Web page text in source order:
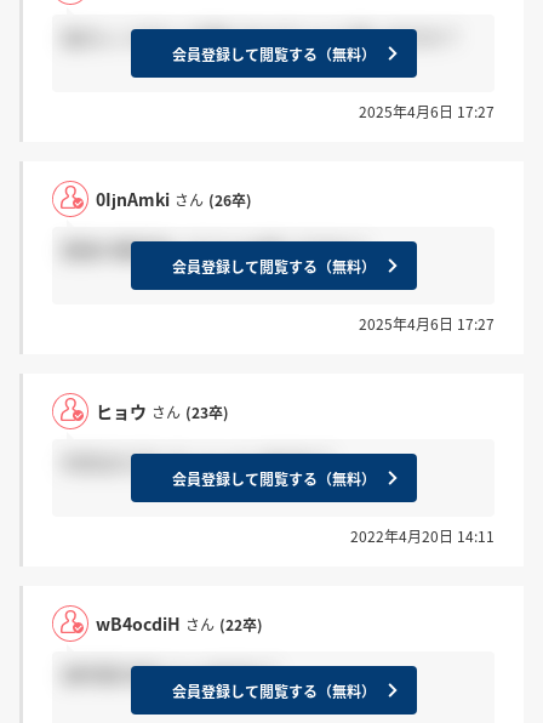
他のレンタカー企業と比べていいと思いますか？
会員登録して閲覧する（無料）
2025年4月6日 17:27
0IjnAmki さん (26卒)
面接の難易度ってどんな感じですか？
会員登録して閲覧する（無料）
2025年4月6日 17:27
ヒョウ さん (23卒)
内定出た方いらっしゃいますか？
会員登録して閲覧する（無料）
2022年4月20日 14:11
wB4ocdiH さん (22卒)
選考案内来た人いますか？
会員登録して閲覧する（無料）